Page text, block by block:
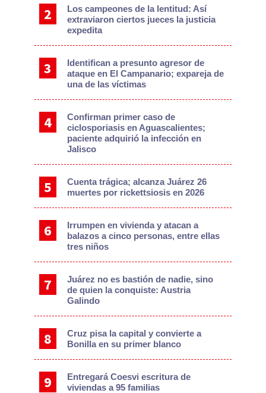
Los campeones de la lentitud: Así
extraviaron ciertos jueces la justicia
expedita
Identifican a presunto agresor de
ataque en El Campanario; expareja de
una de las víctimas
Confirman primer caso de
ciclosporiasis en Aguascalientes;
paciente adquirió la infección en
Jalisco
Cuenta trágica; alcanza Juárez 26
muertes por rickettsiosis en 2026
Irrumpen en vivienda y atacan a
balazos a cinco personas, entre ellas
tres niños
Juárez no es bastión de nadie, sino
de quien la conquiste: Austria
Galindo
Cruz pisa la capital y convierte a
Bonilla en su primer blanco
Entregará Coesvi escritura de
viviendas a 95 familias